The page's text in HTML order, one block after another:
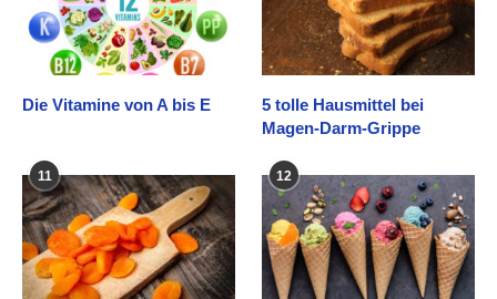
Die Vitamine von A bis E
5 tolle Hausmittel bei
Magen-Darm-Grippe
11 12